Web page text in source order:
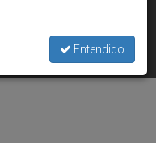
Entendido